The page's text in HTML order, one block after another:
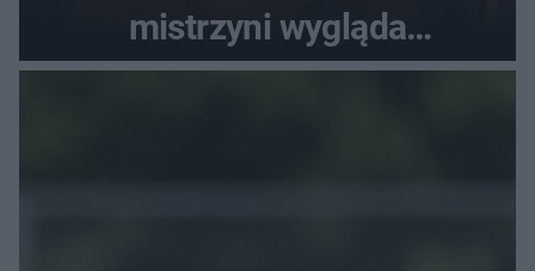
mistrzyni wygląda
zjawiskowo